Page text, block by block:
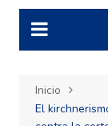
Inicio
El